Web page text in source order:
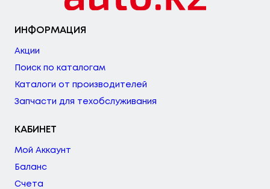
ИНФОРМАЦИЯ
Акции
Поиск по каталогам
Каталоги от производителей
Запчасти для техобслуживания
КАБИНЕТ
Мой Аккаунт
Баланс
Счета